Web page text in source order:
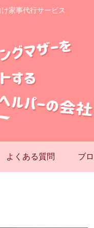
家事代行サービス
よくある質問 ブ